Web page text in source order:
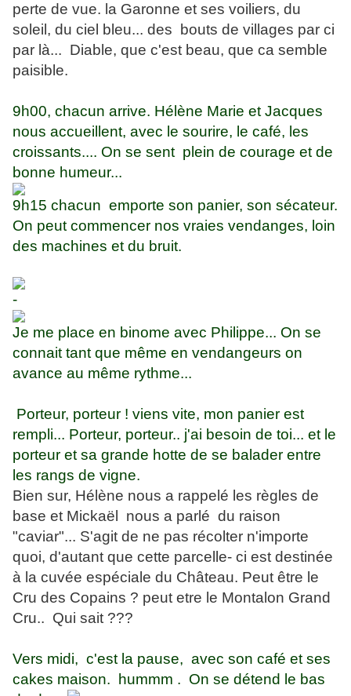
perte de vue. la Garonne et ses voiliers, du
soleil, du ciel bleu... des bouts de villages par ci
par là... Diable, que c'est beau, que ca semble
paisible.
9h00, chacun arrive. Hélène Marie et Jacques
nous accueillent, avec le sourire, le café, les
croissants.... On se sent plein de courage et de
bonne humeur...
9h15 chacun emporte son panier, son sécateur.
On peut commencer nos vraies vendanges, loin
des machines et du bruit.
-
Je me place en binome avec Philippe... On se
connait tant que même en vendangeurs on
avance au même rythme...
Porteur, porteur ! viens vite, mon panier est
rempli... Porteur, porteur.. j'ai besoin de toi... et le
porteur et sa grande hotte de se balader entre
les rangs de vigne.
Bien sur, Hélène nous a rappelé les règles de
base et Mickaël nous a parlé du raison
"caviar"... S'agit de ne pas récolter n'importe
quoi, d'autant que cette parcelle- ci est destinée
à la cuvée espéciale du Château. Peut être le
Cru des Copains ? peut etre le Montalon Grand
Cru.. Qui sait ???
Vers midi, c'est la pause, avec son café et ses
cakes maison. hummm . On se détend le bas